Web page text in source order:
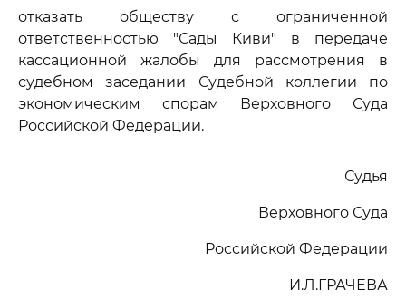
отказать обществу с ограниченной
ответственностью "Сады Киви" в передаче
кассационной жалобы для рассмотрения в
судебном заседании Судебной коллегии по
экономическим спорам Верховного Суда
Российской Федерации.
Судья
Верховного Суда
Российской Федерации
И.Л.ГРАЧЕВА